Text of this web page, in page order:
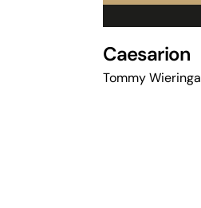
Caesarion
Tommy Wieringa